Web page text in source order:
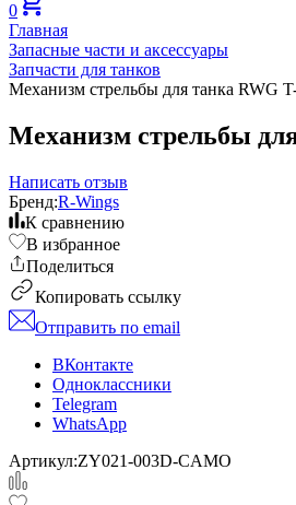
0
Главная
Запасные части и аксессуары
Запчасти для танков
Механизм стрельбы для танка RWG
Механизм стрельбы
Написать отзыв
Бренд:R-Wings
К сравнению
В избранное
Поделиться
Копировать ссылку
Отправить по email
ВКонтакте
Одноклассники
Telegram
WhatsApp
Артикул:ZY021-003D-CAMO